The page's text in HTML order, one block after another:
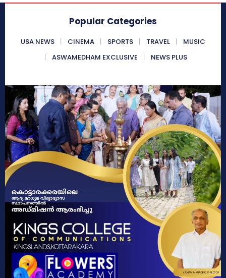
Popular Categories
USA NEWS CINEMA SPORTS TRAVEL
MUSIC
ASWAMEDHAM EXCLUSIVE
NEWS PLUS